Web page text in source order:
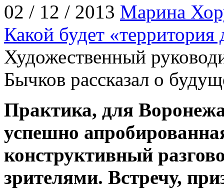
02 / 12 / 2013 Марина
Какой будет
Художественный
Бычков рассказал о
Практика, для
успешно
конструктивный
зрителями. Встречу,